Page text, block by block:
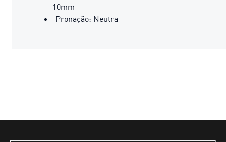
10mm
Pronação: Neutra